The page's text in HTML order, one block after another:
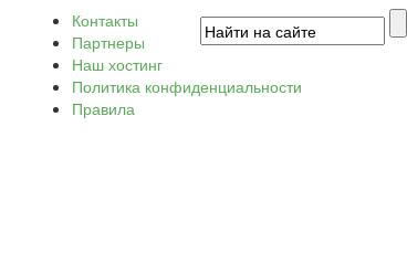
Контакты
Партнеры
Наш хостинг
Политика конфиденциальности
Правила